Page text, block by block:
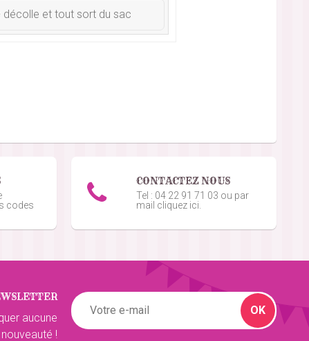
décolle et tout sort du sac
codes
CONTACTEZ NOUS
Tel : 04 22 91 71 03 ou par
mail cliquez ici.
aucune
!
OK